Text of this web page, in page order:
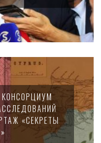
«СЕКРЕТЫ